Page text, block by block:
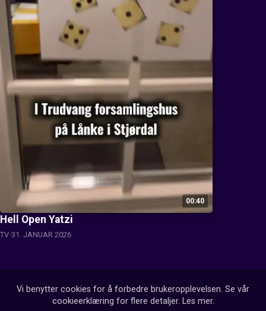
00:40
Hell Open Yatzi
TV 31. JANUAR 2026
Vi benytter cookies for å forbedre brukeropplevelsen. Se vår
cookieerklæring for flere detaljer. Les mer.